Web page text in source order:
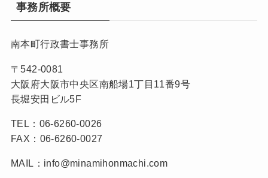
事務所概要
南本町行政書士事務所
〒542-0081
大阪府大阪市中央区南船場1丁目11番9号
長堀安田ビル5F
TEL：06-6260-0026
FAX：06-6260-0027
MAIL：info@minamihonmachi.com